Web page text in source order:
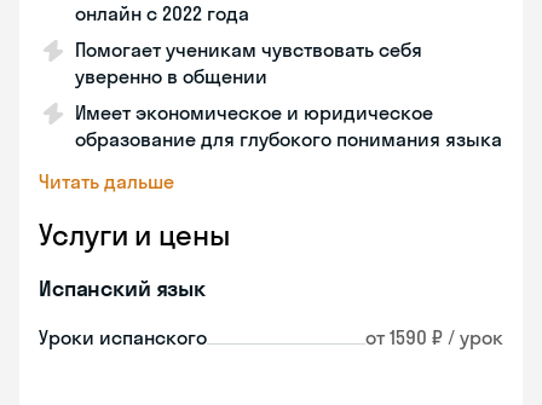
онлайн с 2022 года
Помогает ученикам чувствовать себя
уверенно в общении
Имеет экономическое и юридическое
образование для глубокого понимания языка
Читать дальше
Услуги и цены
Испанский язык
Уроки испанского от 1590 ₽ / урок